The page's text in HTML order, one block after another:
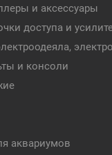
и аксессуары
доступа и
и консоли
аквариумов